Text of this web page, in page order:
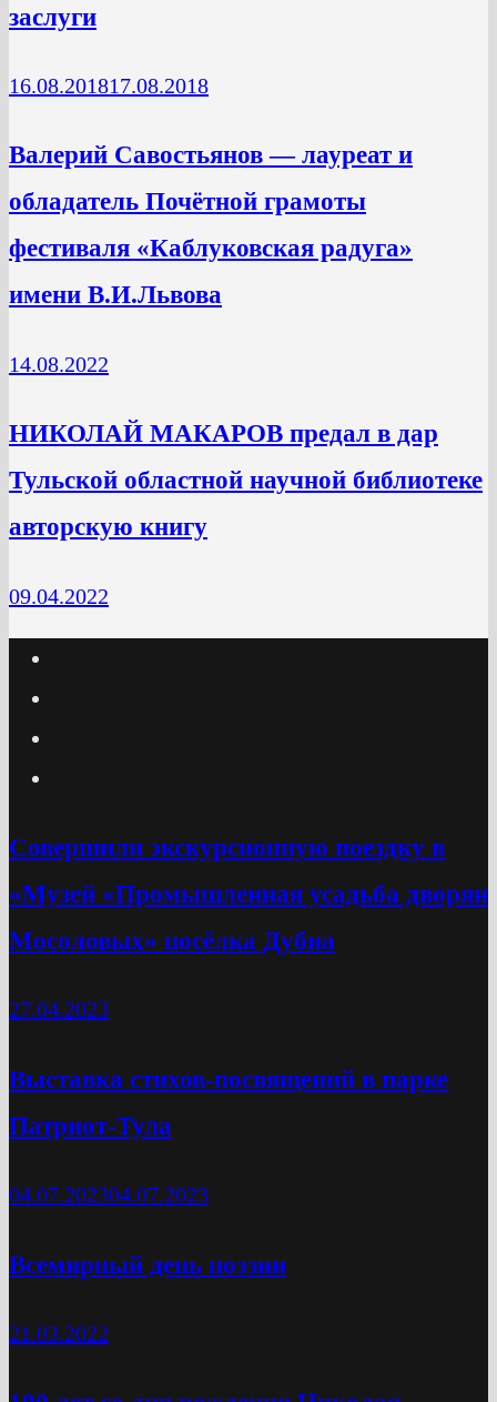
заслуги
16.08.201817.08.2018
Валерий Савостьянов — лауреат и
обладатель Почётной грамоты
фестиваля «Каблуковская радуга»
имени В.И.Львова
14.08.2022
НИКОЛАЙ МАКАРОВ предал в дар
Тульской областной научной библиотеке
авторскую книгу
09.04.2022
Cовершили экскурсионную поездку в
«Музей «Промышленная усадьба дворян
Мосоловых» посёлка Дубна
27.04.2023
Выставка стихов-посвящений в парке
Патриот-Тула
04.07.202304.07.2023
Всемирный день поэзии
21.03.2022